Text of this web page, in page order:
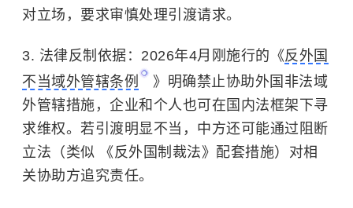
对立场，要求审慎处理引渡请求。
3. 法律反制依据：2026年4月刚施行的《反外国
不当域外管辖条例
》明确禁止协助外国非法域
外管辖措施，企业和个人也可在国内法框架下寻
求维权。若引渡明显不当，中方还可能通过阻断
立法（类似 《反外国制裁法》配套措施）对相
关协助方追究责任。